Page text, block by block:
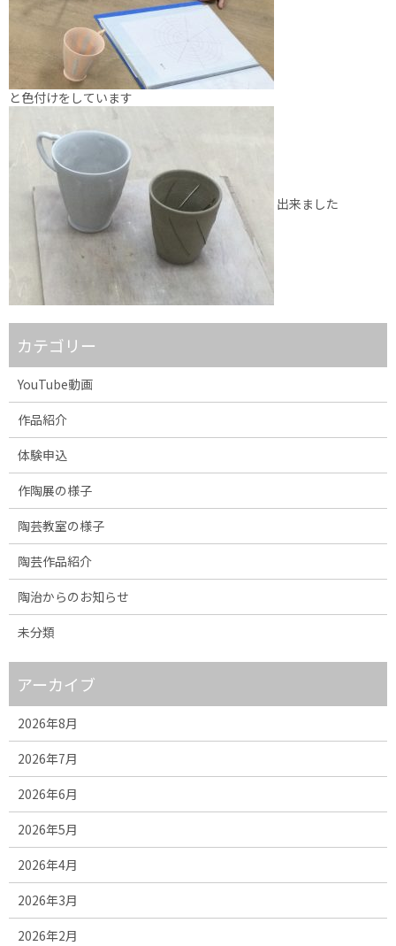
と色付けをしています
出来ました
カテゴリー
YouTube動画
作品紹介
体験申込
作陶展の様子
陶芸教室の様子
陶芸作品紹介
陶治からのお知らせ
未分類
アーカイブ
2026年8月
2026年7月
2026年6月
2026年5月
2026年4月
2026年3月
2026年2月